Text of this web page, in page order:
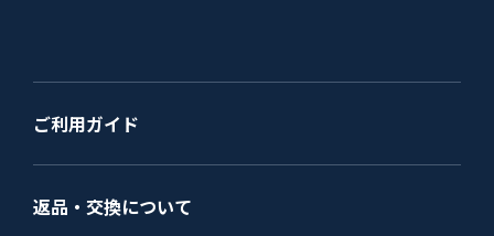
ご利用ガイド
返品・交換について